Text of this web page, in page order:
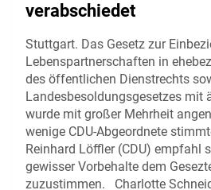
verabschiedet
Stuttgart. Das Gesetz zur
Lebenspartnerschaften in
des öffentlichen Dienstrechts
Landesbesoldungsgesetzes mit
wurde mit großer Mehrheit
wenige CDU-Abgeordnete
Reinhard Löffler (CDU) empfahl
gewisser Vorbehalte dem
zuzustimmen. Charlotte